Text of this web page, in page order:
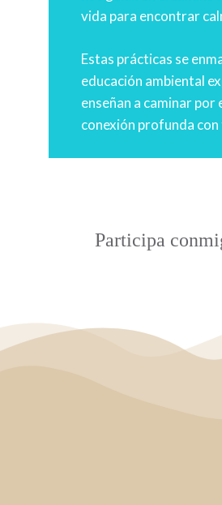
vida para encontrar
Estas prácticas se
educación ambiental
enseñan a caminar por
conexión profunda
Participa